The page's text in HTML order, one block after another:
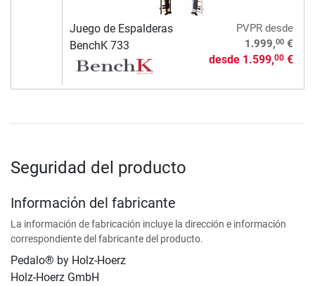
Juego de Espalderas
BenchK 733
PVPRdesde
1.999,00€
desde 1.599,00€
Seguridad del producto
Información del fabricante
La información de fabricación incluye la dirección e información
correspondiente del fabricante del producto.
Pedalo® by Holz-Hoerz
Holz-Hoerz GmbH